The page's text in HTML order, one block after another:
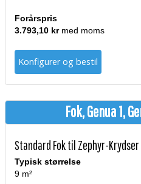
Forårspris
3.793,10 krmed moms
Konfigurer og bestil
Fok, Genua 1,
Standard Fok til Zephyr-Krydser
Typisk størrelse
9 m²